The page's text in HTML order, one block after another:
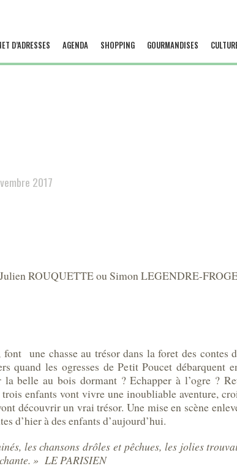
D’ADRESSES AGENDA SHOPPING GOURMANDISES
2017
ROUQUETTE ou Simon LEGENDRE-
une chasse au trésor dans la foret des contes
quand les ogresses de Petit Poucet
belle au bois dormant ? Echapper à l’ogre ?
enfants vont vivre une inoubliable aventure,
découvrir un vrai trésor. Une mise en scène
d’hier à des enfants d’aujourd’hui.
les chansons drôles et pêchues, les jolies
» LE PARISIEN